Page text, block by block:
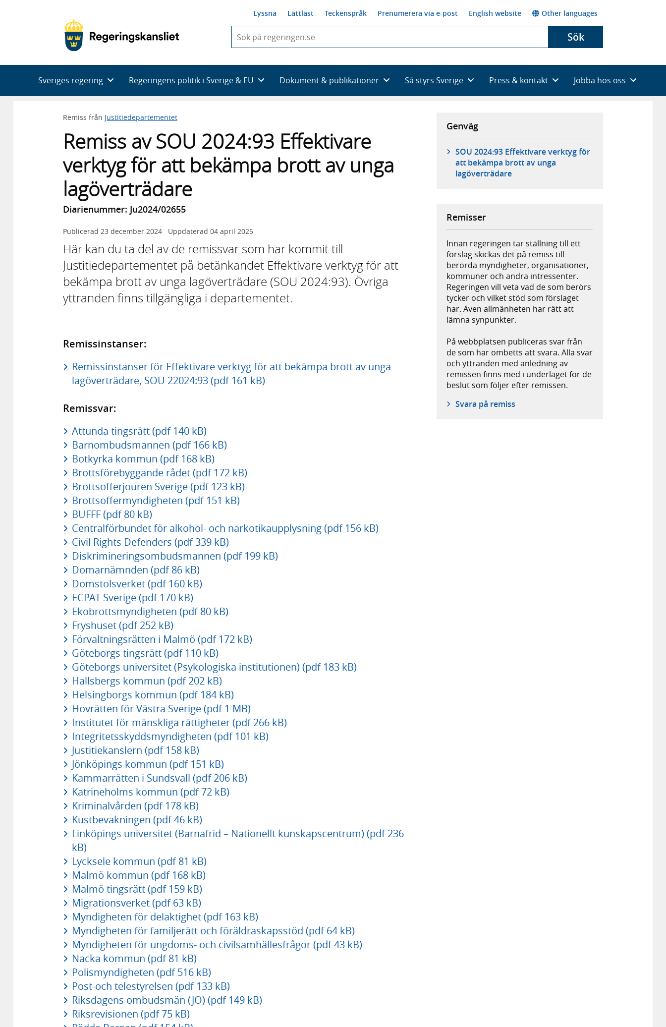
Lyssna Lättläst Teckenspråk Prenumerera via e-post English website Other languages
du
skriva
framträder
en
Sök
Sveriges regering Regeringens politik i Sverige & EU Dokument & publikationer Så styrs Sverige Press & kontakt Jobba hos oss
Remiss från Justitiedepartementet
Remiss av SOU 2024:93 Effektivare
verktyg för att bekämpa brott av unga
lagöverträdare
Diarienummer: Ju2024/02655
Publicerad 23 december 2024 Uppdaterad 04 april 2025
Här kan du ta del av de remissvar som har kommit till
Justitiedepartementet på betänkandet Effektivare verktyg för att
bekämpa brott av unga lagöverträdare (SOU 2024:93). Övriga
yttranden finns tillgängliga i departementet.
Remissinstanser:
Remissinstanser för Effektivare verktyg för att bekämpa brott av unga
lagöverträdare, SOU 22024:93 (pdf 161 kB)
Remissvar:
Attunda tingsrätt (pdf 140 kB)
Barnombudsmannen (pdf 166 kB)
Botkyrka kommun (pdf 168 kB)
Brottsförebyggande rådet (pdf 172 kB)
Brottsofferjouren Sverige (pdf 123 kB)
Brottsoffermyndigheten (pdf 151 kB)
BUFFF (pdf 80 kB)
Centralförbundet för alkohol- och narkotikaupplysning (pdf 156 kB)
Civil Rights Defenders (pdf 339 kB)
Diskrimineringsombudsmannen (pdf 199 kB)
Domarnämnden (pdf 86 kB)
Domstolsverket (pdf 160 kB)
ECPAT Sverige (pdf 170 kB)
Ekobrottsmyndigheten (pdf 80 kB)
Fryshuset (pdf 252 kB)
Förvaltningsrätten i Malmö (pdf 172 kB)
Göteborgs tingsrätt (pdf 110 kB)
Göteborgs universitet (Psykologiska institutionen) (pdf 183 kB)
Hallsbergs kommun (pdf 202 kB)
Helsingborgs kommun (pdf 184 kB)
Hovrätten för Västra Sverige (pdf 1 MB)
Institutet för mänskliga rättigheter (pdf 266 kB)
Integritetsskyddsmyndigheten (pdf 101 kB)
Justitiekanslern (pdf 158 kB)
Jönköpings kommun (pdf 151 kB)
Kammarrätten i Sundsvall (pdf 206 kB)
Katrineholms kommun (pdf 72 kB)
Kriminalvården (pdf 178 kB)
Kustbevakningen (pdf 46 kB)
Linköpings universitet (Barnafrid – Nationellt kunskapscentrum) (pdf 236
kB)
Lycksele kommun (pdf 81 kB)
Malmö kommun (pdf 168 kB)
Malmö tingsrätt (pdf 159 kB)
Migrationsverket (pdf 63 kB)
Myndigheten för delaktighet (pdf 163 kB)
Myndigheten för familjerätt och föräldraskapsstöd (pdf 64 kB)
Myndigheten för ungdoms- och civilsamhällesfrågor (pdf 43 kB)
Nacka kommun (pdf 81 kB)
Polismyndigheten (pdf 516 kB)
Post-och telestyrelsen (pdf 133 kB)
Riksdagens ombudsmän (JO) (pdf 149 kB)
Riksrevisionen (pdf 75 kB)
Genväg
SOU 2024:93 Effektivare verktyg för
att bekämpa brott av unga
lagöverträdare
Remisser
Innan regeringen tar ställning till ett
förslag skickas det på remiss till
berörda myndigheter, organisationer,
kommuner och andra intressenter.
Regeringen vill veta vad de som berörs
tycker och vilket stöd som förslaget
har. Även allmänheten har rätt att
lämna synpunkter.
På webbplatsen publiceras svar från
de som har ombetts att svara. Alla svar
och yttranden med anledning av
remissen finns med i underlaget för de
beslut som följer efter remissen.
Svara på remiss